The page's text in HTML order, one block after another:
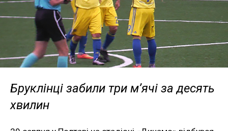
Бруклінці забили три м’ячі за десять
хвилин